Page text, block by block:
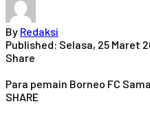
By Redaksi
Published: Selasa, 25 Maret
Share
Para pemain Borneo FC
SHARE